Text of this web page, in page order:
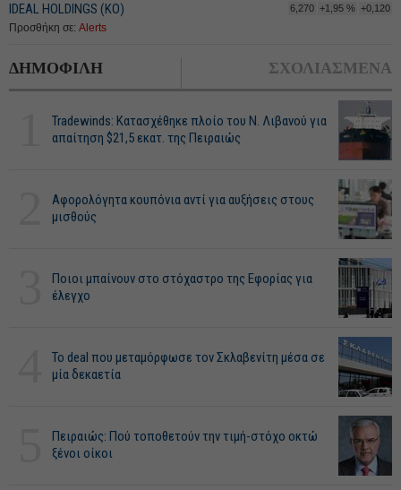
IDEAL HOLDINGS (ΚΟ) 6,270 +1,95 % +0,120
Προσθήκη σε: Alerts
ΔΗΜΟΦΙΛΗ ΣΧΟΛΙΑΣΜΕΝΑ
Tradewinds: Κατασχέθηκε πλοίο του Ν. Λιβανού για
απαίτηση $21,5 εκατ. της Πειραιώς
Αφορολόγητα κουπόνια αντί για αυξήσεις στους
μισθούς
Ποιοι μπαίνουν στο στόχαστρο της Εφορίας για
έλεγχο
Το deal που μεταμόρφωσε τον Σκλαβενίτη μέσα σε
μία δεκαετία
Πειραιώς: Πού τοποθετούν την τιμή-στόχο οκτώ
ξένοι οίκοι